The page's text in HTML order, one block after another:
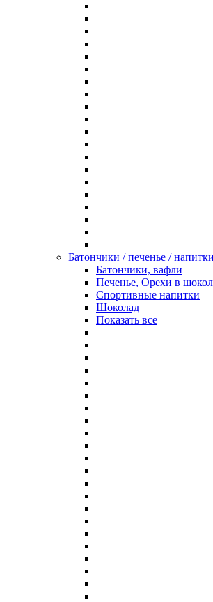
Батончики / печенье / напитки
Батончики, вафли
Печенье, Орехи в
Спортивные напитки
Шоколад
Показать все